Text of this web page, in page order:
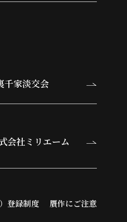
千家淡交会
会社ミリエーム
登録制度 贋作にご注意